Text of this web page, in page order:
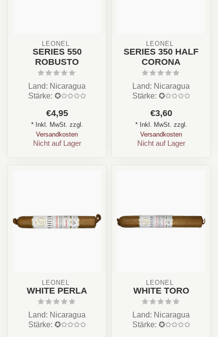
LEONEL
SERIES 550
ROBUSTO
Land: Nicaragua
Stärke: ✪✩✩✩✩
Nuss, Erde
Format: Rob...
€4,95
* Inkl. MwSt. zzgl.
Versandkosten
Nicht auf Lager
LEONEL
SERIES 350 HALF
CORONA
Land: Nicaragua
Stärke: ✪✩✩✩✩
Nuss
Format: Half Coro...
€3,60
* Inkl. MwSt. zzgl.
Versandkosten
Nicht auf Lager
LEONEL
WHITE PERLA
Land: Nicaragua
Stärke: ✪✩✩✩✩
LEONEL
WHITE TORO
Land: Nicaragua
Stärke: ✪✩✩✩✩